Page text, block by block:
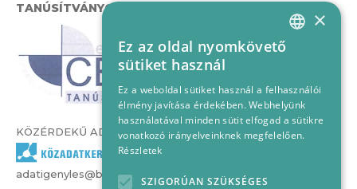
TANÚSÍTVÁNYOK
KÖZÉRDEKŰ ADATOK
adatigenyles@bvcs.hu
HUNGARIAN
×
Ez az oldal nyomkövető
sütiket használ
Ez a weboldal sütiket használ a felhasználói
élmény javítása érdekében. Webhelyünk
használatával minden sütit elfogad a sütikre
vonatkozó irányelveinknek megfelelően.
Részletek
SZIGORÚAN SZÜKSÉGES